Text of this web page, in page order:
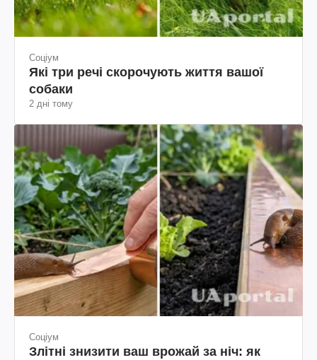
Соціум
Які три речі скорочують життя вашої
собаки
2 дні тому
Соціум
Злітні знизити ваш врожай за ніч: як